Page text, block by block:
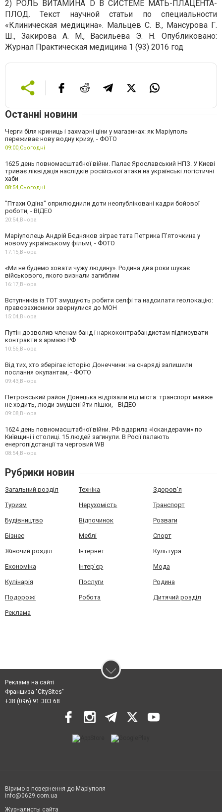
2) РОЛЬ ВИТАМИНА D В СИСТЕМЕ МАТЬ-ПЛАЦЕНТА-
ПЛОД. Текст научной статьи по специальности
«Клиническая медицина». Мальцев С. В., Мансурова Г.
Ш., Закирова А. М., Васильева Э. Н. Опубликовано:
Журнал Практическая медицина 1 (93) 2016 год
Останні новини
Черги біля криниць і захмарні ціни у магазинах: як Маріуполь
переживає нову водну кризу, - ФОТО
09:00,Сьогодні
1625 день повномасштабної війни. Палає Ярославський НПЗ. У Києві
триває ліквідація наслідків російської атаки на українські логістичні
хаби
08:54,Сьогодні
"Птахи Одіна" оприлюднили доти неопубліковані кадри бойової
роботи, - ВІДЕО
20:54,Вчора
Маріуполець Андрій Бєдняков зіграє тата Петрика П’яточкина у
новому українському фільмі, - ФОТО
17:15,Вчора
«Ми не будемо ховати чужу людину». Родина два роки шукає
військового, якого визнали загиблим
16:17,Вчора
Вступників із ТОТ змушують робити селфі та надсилати геолокацію:
правозахисники звернулися до МОН
15:04,Вчора
Путін дозволив членам банд і наркоконтрабандистам підписувати
контракти з армією РФ
10:56,Вчора
Від тих, хто зберігає історію Донеччини: на снаряді залишили
послання окупантам, - ФОТО
09:43,Вчора
Петровський район Донецька відрізали від міста: транспорт майже
не ходить, люди змушені йти пішки, - ВІДЕО
09:08,Вчора
1624 день повномасштабної війни. РФ вдарила «Іскандерами» по
Київщині і столиці. 15 людей загинули. В Росії палають
енергопідстанції та черговий WB
08:54,Вчора
Рубрики новин
Загальний розділ Техніка Здоров'я
Туризм Нерухомість Транспорт
Будівництво Відпочинок Розваги
Бізнес Меблі Спорт
Жіночий розділ Інтернет Культура
Економіка Інтер'єр Мода
Кулінарія Послуги Родина
Подорожі Робота Дитячий розділ
Реклама
Реклама на сайті
Франшиза "CitySites"
+38 (096) 91 303 68
Віримо в повернення до Маріуполя
info@0629.com.ua
Журналисты сайта